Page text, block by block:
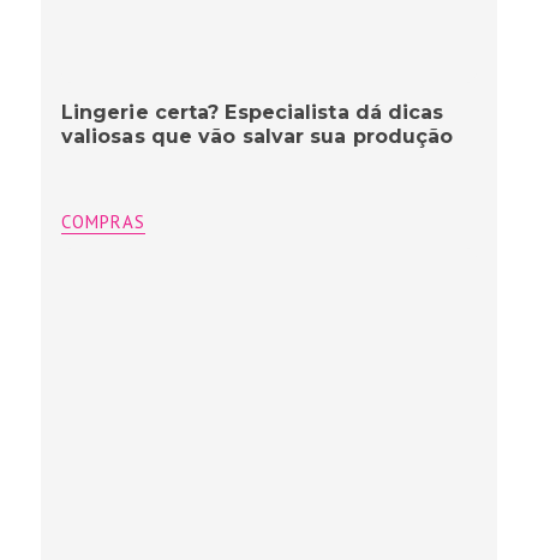
Lingerie certa? Especialista dá dicas
valiosas que vão salvar sua produção
COMPRAS